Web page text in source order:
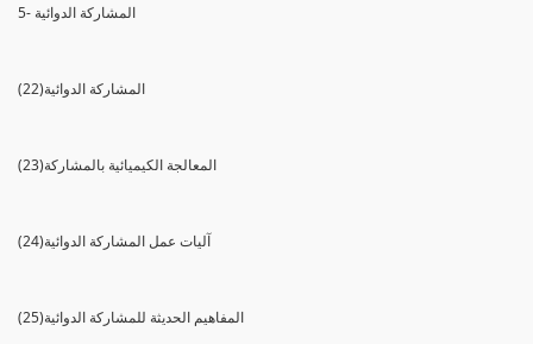
5- المشاركة الدوائية
(22)المشاركة الدوائية
(23)المعالجة الكيميائية بالمشاركة
(24)آليات عمل المشاركة الدوائية
(25)المفاهيم الحديثة للمشاركة الدوائية